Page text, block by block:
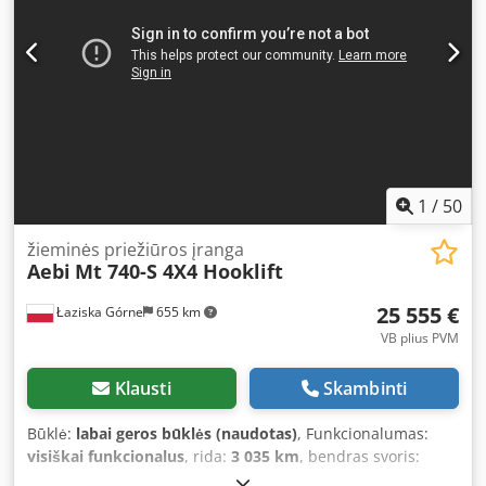
kruizo kontrolė, oro kondicionavimas,
1 / 50
Łaziska Górne 655 km
žieminės priežiūros įranga
Aebi Mt 740-S 4X4 Hooklift
25 555 €
VB plius PVM
Klausti Skambinti
Būklė: labai geros būklės (naudotas), Funkcionalumas:
visiškai funkcionalus, rida: 3 035 km, bendras svoris:
dyzelinas, spalva: